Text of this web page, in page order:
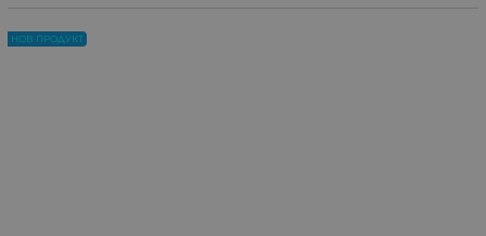
НОВ ПРОДУКТ